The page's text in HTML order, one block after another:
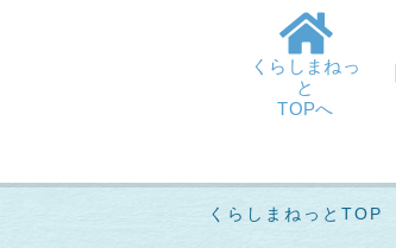
くらしまねっ
と
TOPへ
くらしまねっとTOP